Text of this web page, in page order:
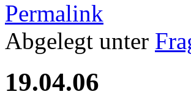
Permalink
Abgelegt unter
19.04.06